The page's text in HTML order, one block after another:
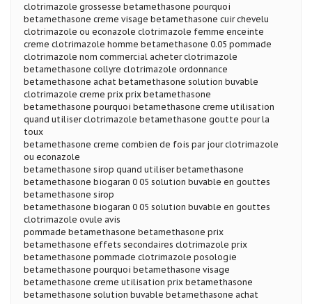
clotrimazole grossesse betamethasone pourquoi
betamethasone creme visage betamethasone cuir chevelu
clotrimazole ou econazole clotrimazole femme enceinte
creme clotrimazole homme betamethasone 0.05 pommade
clotrimazole nom commercial acheter clotrimazole
betamethasone collyre clotrimazole ordonnance
betamethasone achat betamethasone solution buvable
clotrimazole creme prix prix betamethasone
betamethasone pourquoi betamethasone creme utilisation
quand utiliser clotrimazole betamethasone goutte pour la
toux
betamethasone creme combien de fois par jour clotrimazole
ou econazole
betamethasone sirop quand utiliser betamethasone
betamethasone biogaran 0 05 solution buvable en gouttes
betamethasone sirop
betamethasone biogaran 0 05 solution buvable en gouttes
clotrimazole ovule avis
pommade betamethasone betamethasone prix
betamethasone effets secondaires clotrimazole prix
betamethasone pommade clotrimazole posologie
betamethasone pourquoi betamethasone visage
betamethasone creme utilisation prix betamethasone
betamethasone solution buvable betamethasone achat